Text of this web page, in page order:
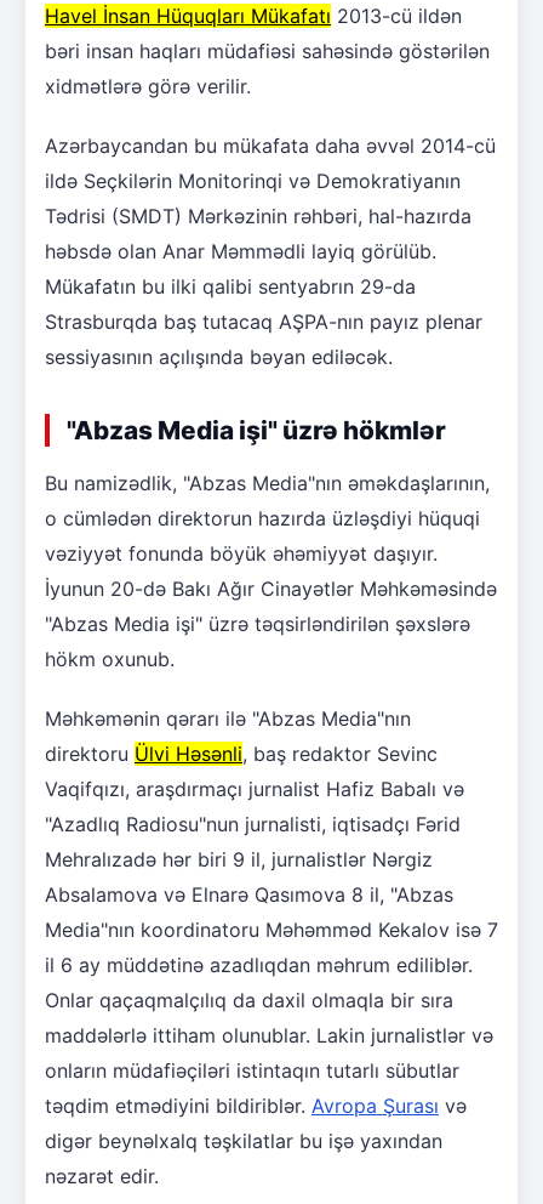
Havel İnsan Hüquqları Mükafatı 2013-cü ildən
bəri insan haqları müdafiəsi sahəsində göstərilən
xidmətlərə görə verilir.
Azərbaycandan bu mükafata daha əvvəl 2014-cü
ildə Seçkilərin Monitorinqi və Demokratiyanın
Tədrisi (SMDT) Mərkəzinin rəhbəri, hal-hazırda
həbsdə olan Anar Məmmədli layiq görülüb.
Mükafatın bu ilki qalibi sentyabrın 29-da
Strasburqda baş tutacaq AŞPA-nın payız plenar
sessiyasının açılışında bəyan ediləcək.
"Abzas Media işi" üzrə hökmlər
Bu namizədlik, "Abzas Media"nın əməkdaşlarının,
o cümlədən direktorun hazırda üzləşdiyi hüquqi
vəziyyət fonunda böyük əhəmiyyət daşıyır.
İyunun 20-də Bakı Ağır Cinayətlər Məhkəməsində
"Abzas Media işi" üzrə təqsirləndirilən şəxslərə
hökm oxunub.
Məhkəmənin qərarı ilə "Abzas Media"nın
direktoru Ülvi Həsənli, baş redaktor Sevinc
Vaqifqızı, araşdırmaçı jurnalist Hafiz Babalı və
"Azadlıq Radiosu"nun jurnalisti, iqtisadçı Fərid
Mehralızadə hər biri 9 il, jurnalistlər Nərgiz
Absalamova və Elnarə Qasımova 8 il, "Abzas
Media"nın koordinatoru Məhəmməd Kekalov isə 7
il 6 ay müddətinə azadlıqdan məhrum ediliblər.
Onlar qaçaqmalçılıq da daxil olmaqla bir sıra
maddələrlə ittiham olunublar. Lakin jurnalistlər və
onların müdafiəçiləri istintaqın tutarlı sübutlar
təqdim etmədiyini bildiriblər. Avropa Şurası və
digər beynəlxalq təşkilatlar bu işə yaxından
nəzarət edir.